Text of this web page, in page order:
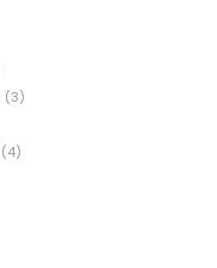
(3)
(4)